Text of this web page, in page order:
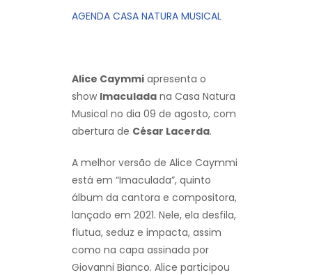
AGENDA CASA NATURA MUSICAL
Alice Caymmi apresenta o
show Imaculada na Casa Natura
Musical no dia 09 de agosto, com
abertura de César Lacerda.
A melhor versão de Alice Caymmi
está em “Imaculada”, quinto
álbum da cantora e compositora,
lançado em 2021. Nele, ela desfila,
flutua, seduz e impacta, assim
como na capa assinada por
Giovanni Bianco. Alice participou